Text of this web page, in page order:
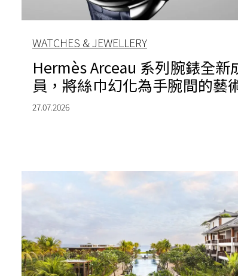
WATCHES & JEWELLERY
Hermès Arceau 系列腕錶全新
員，將絲巾幻化為手腕間的藝
27.07.2026